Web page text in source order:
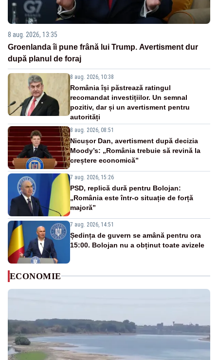
8 aug. 2026, 13:35
Groenlanda îi pune frână lui Trump. Avertisment dur
după planul de foraj
8 aug. 2026, 10:38
România își păstrează ratingul
recomandat investițiilor. Un semnal
pozitiv, dar și un avertisment pentru
autorități
8 aug. 2026, 08:51
Nicușor Dan, avertisment după decizia
Moody’s: „România trebuie să revină la
creștere economică”
7 aug. 2026, 15:26
PSD, replică dură pentru Bolojan:
„România este într-o situație de forță
majoră”
7 aug. 2026, 14:51
Ședința de guvern se amână pentru ora
15:00. Bolojan nu a obținut toate avizele
ECONOMIE